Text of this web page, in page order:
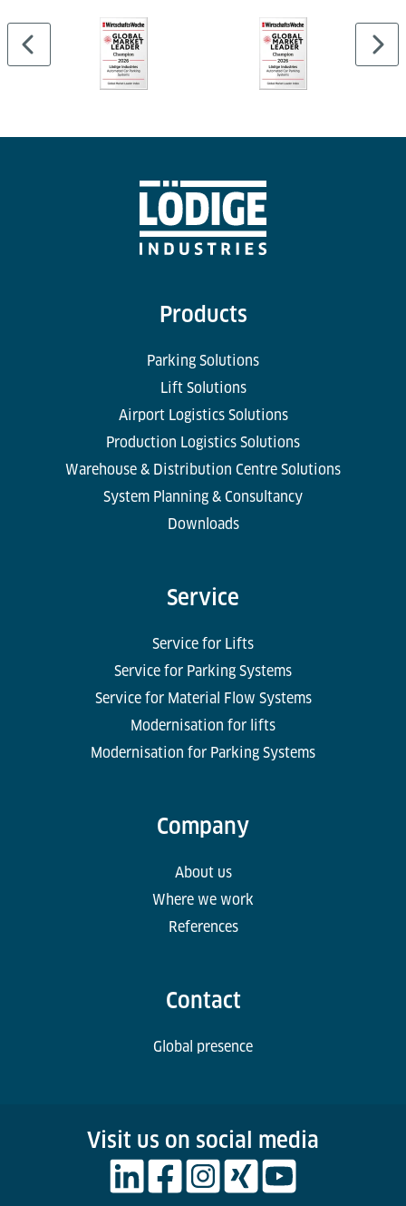
Products
Parking Solutions
Lift Solutions
Airport Logistics Solutions
Production Logistics Solutions
Warehouse & Distribution Centre Solutions
System Planning & Consultancy
Downloads
Service
Service for Lifts
Service for Parking Systems
Service for Material Flow Systems
Modernisation for lifts
Modernisation for Parking Systems
Company
About us
Where we work
References
Contact
Global presence
Visit us on social media